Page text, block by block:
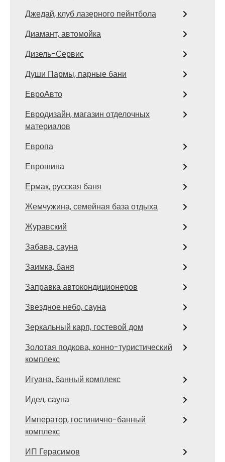
Джедай, клуб лазерного пейнтбола
Диамант, автомойка
Дизель-Сервис
Души Пармы, парные бани
ЕвроАвто
Евродизайн, магазин отделочных
материалов
Европа
Еврошина
Ермак, русская баня
Жемчужина, семейная база отдыха
Журавский
Забава, сауна
Заимка, баня
Заправка автокондиционеров
Звездное небо, сауна
Зеркальный карп, гостевой дом
Золотая подкова, конно-туристический
комплекс
Игуана, банный комплекс
Идел, сауна
Император, гостинично-банный
комплекс
ИП Герасимов